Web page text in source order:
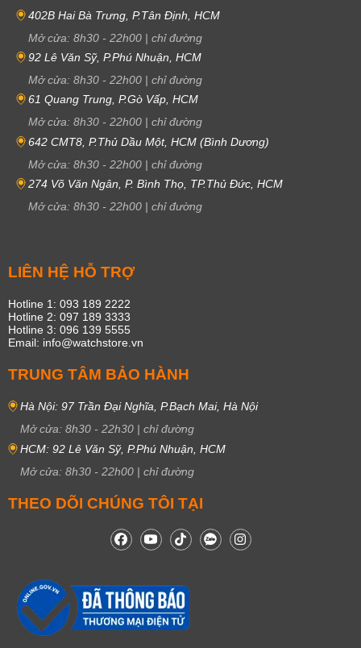
402B Hai Bà Trưng, P.Tân Định, HCM
Mở cửa: 8h30 - 22h00 | chỉ đường
92 Lê Văn Sỹ, P.Phú Nhuận, HCM
Mở cửa: 8h30 - 22h00 | chỉ đường
61 Quang Trung, P.Gò Vấp, HCM
Mở cửa: 8h30 - 22h00 | chỉ đường
642 CMT8, P.Thủ Dầu Một, HCM (Bình Dương)
Mở cửa: 8h30 - 22h00 | chỉ đường
274 Võ Văn Ngân, P. Bình Thọ, TP.Thủ Đức, HCM
Mở cửa: 8h30 - 22h00 | chỉ đường
LIÊN HỆ HỖ TRỢ
Hotline 1: 093 189 2222
Hotline 2: 097 189 3333
Hotline 3: 096 139 5555
Email: info@watchstore.vn
TRUNG TÂM BẢO HÀNH
Hà Nội: 97 Trần Đại Nghĩa, P.Bạch Mai, Hà Nội
Mở cửa: 8h30 - 22h30 | chỉ đường
HCM: 92 Lê Văn Sỹ, P.Phú Nhuận, HCM
Mở cửa: 8h30 - 22h00 | chỉ đường
THEO DÕI CHÚNG TÔI TẠI